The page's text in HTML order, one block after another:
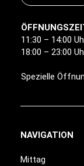
11:30 – 14:00
18:00 – 23:00
Spezielle
NAVIGATION
Mittag